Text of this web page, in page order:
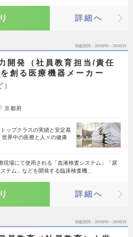
詳細へ
掲載期間 26/08/06～26/08/19
開発（社員教育担当/責任
創る医療機器メーカー
京都府
ップクラスの実績と安定基
界中の医療と人々の健康
現場にて使用される「血液検査システム」「尿
テム」などを開発する臨床検査機…
詳細へ
掲載期間 26/08/06～26/08/19